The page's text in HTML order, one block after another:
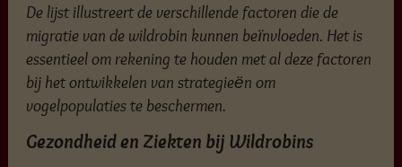
De lijst illustreert de verschillende factoren die de
migratie van de wildrobin kunnen beïnvloeden. Het is
essentieel om rekening te houden met al deze factoren
bij het ontwikkelen van strategieën om
vogelpopulaties te beschermen.
Gezondheid en Ziekten bij Wildrobins